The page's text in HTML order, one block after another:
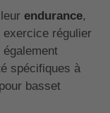
endurance,
exercice régulier
spécifiques à
basset